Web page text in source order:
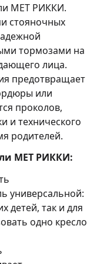
MET РИККИ.
стояночных
тормозами на
лица.
предотвращает
или
проколов,
и технического
родителей.
MET РИККИ:
универсальной:
детей, так и для
одно кресло